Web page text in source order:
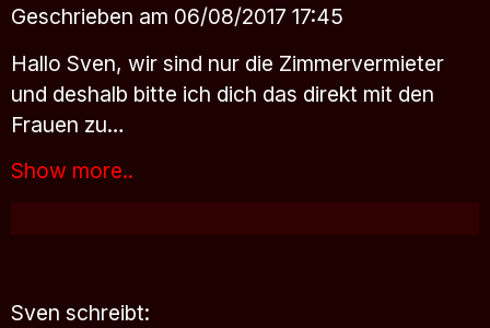
Geschrieben am 06/08/2017 17:45
Hallo Sven, wir sind nur die Zimmervermieter
und deshalb bitte ich dich das direkt mit den
Frauen zu…
Show more..
Sven schreibt: